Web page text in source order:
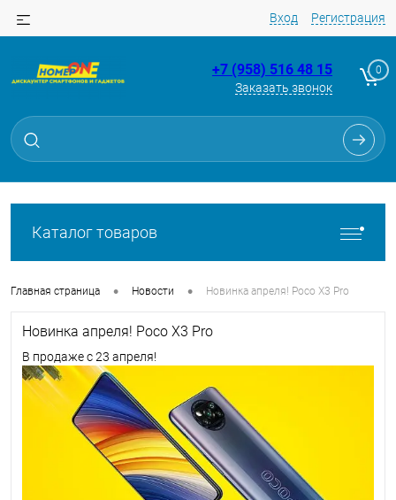
Вход Регистрация
+7 (958) 516 48 15
Заказать звонок
0
Каталог товаров
Главная страница • Новости • Новинка апреля! Poco X3 Pro
Новинка апреля! Poco X3 Pro
В продаже с 23 апреля!